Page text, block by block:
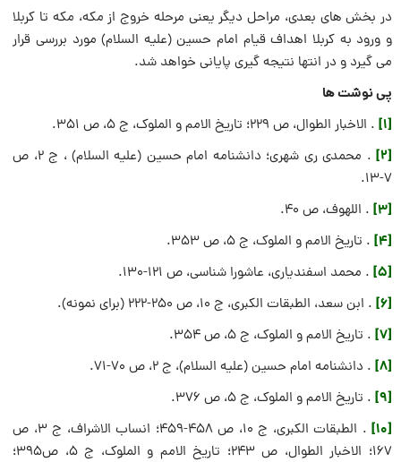
در بخش های بعدی، مراحل دیگر یعنی مرحله خروج از مکه، مکه تا کربلا
و ورود به کربلا اهداف قیام امام حسین (علیه السلام) مورد بررسی قرار
می گیرد و در انتها نتیجه گیری پایانی خواهد شد.
پی نوشت ها
[1]
. الاخبار الطوال، ص ۲۲۹؛ تاريخ الامم و الملوک، ج ۵، ص ۳۵۱.
[2]
. محمدی ری شهری؛ دانشنامه امام حسین (علیه السلام) ، ج ۲، ص
۷-۱۳.
[3] . اللهوف، ص 40.
[4] . تاریخ الامم و الملوک، ج ۵، ص ۳۵۳.
[5] . محمد اسفندیاری، عاشورا شناسی، ص ۱۲۱-۱۳۰.
[6] . ابن سعد، الطبقات الکبرى، ج ۱۰، ص ۲۵۰-۲۲۲ (برای نمونه).
[7] . تاریخ الامم و الملوک، ج ۵، ص 354.
[8] . دانشنامه امام حسین (علیه السلام)، ج ۲، ص ۷۰-۷۱.
[9] . تاريخ الامم و الملوک، ج ۵، ص ۳۷۶.
[10]
. الطبقات الکبرى، ج ۱۰، ص ۴۵۸-۴۵۹؛ انساب الاشراف، ج ۳، ص
۱۶۷؛ الاخبار الطوال، ص ۲۴۳؛ تاريخ الامم و الملوک، ج ۵، ص۳۹۵؛